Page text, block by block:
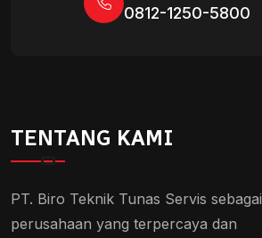
0812-1250-5800
TENTANG KAMI
PT. Biro Teknik Tunas Servis sebagai
perusahaan yang terpercaya dan